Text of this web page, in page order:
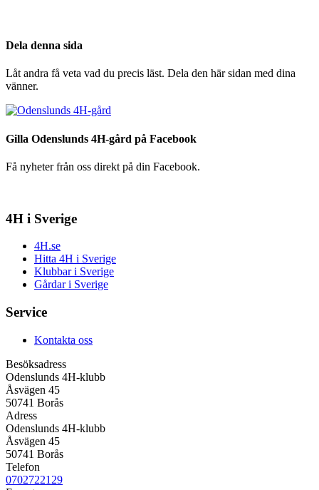
Dela denna sida
Låt andra få veta vad du precis läst. Dela den här sidan med dina
vänner.
Gilla Odenslunds 4H-gård på Facebook
Få nyheter från oss direkt på din Facebook.
4H i Sverige
4H.se
Hitta 4H i Sverige
Klubbar i Sverige
Gårdar i Sverige
Service
Kontakta oss
Besöksadress
Odenslunds 4H-klubb
Åsvägen 45
50741 Borås
Adress
Odenslunds 4H-klubb
Åsvägen 45
50741 Borås
Telefon
0702722129